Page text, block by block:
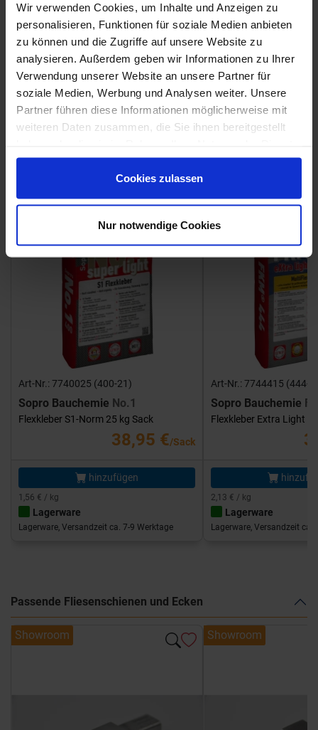
Wir verwenden Cookies, um Inhalte und Anzeigen zu
personalisieren, Funktionen für soziale Medien anbieten
zu können und die Zugriffe auf unsere Website zu
analysieren. Außerdem geben wir Informationen zu Ihrer
Verwendung unserer Website an unsere Partner für
soziale Medien, Werbung und Analysen weiter. Unsere
Partner führen diese Informationen möglicherweise mit
weiteren Daten zusammen, die Sie ihnen bereitgestellt
gesammelt haben.
Cookies zulassen
Nur notwendige Cookies
Weitere Serien von Sant Agostino
Art-Nr.: 7740025 (400-21)
Sopro Bauchemie No.1
Flexkleber S1-Norm 25 kg Sack
38,95 €/Sack
hinzufügen
1,56 € / kg
Lagerware
Lagerware, Versandzeit ca. 7-9 Werktage
Art-Nr.: 7744415 (444-
Sopro Bauchemie
Flexkleber Extra Light
2,13 € / kg
Lagerware
Lagerware, Versandzeit ca.
Passende Fliesenschienen und Ecken
Showroom Showroom